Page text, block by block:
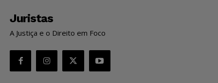
Juristas
A Justiça e o Direito em Foco